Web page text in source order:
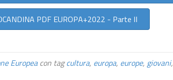
PDF EUROPA+2022 - Parte II
Europeacon tagcultura, europa, europe, giovani,